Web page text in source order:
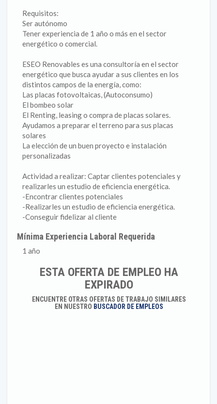
Requisitos:
Ser autónomo
Tener experiencia de 1 año o más en el sector
energético o comercial.
ESEO Renovables es una consultoría en el sector
energético que busca ayudar a sus clientes en los
distintos campos de la energía, como:
Las placas fotovoltaicas, (Autoconsumo)
El bombeo solar
El Renting, leasing o compra de placas solares.
Ayudamos a preparar el terreno para sus placas
solares
La elección de un buen proyecto e instalación
personalizadas
Actividad a realizar: Captar clientes potenciales y
realizarles un estudio de eficiencia energética.
-Encontrar clientes potenciales
-Realizarles un estudio de eficiencia energética.
-Conseguir fidelizar al cliente
Mínima Experiencia Laboral Requerida
1 año
ESTA OFERTA DE EMPLEO HA
EXPIRADO
ENCUENTRE OTRAS OFERTAS DE TRABAJO SIMILARES
EN NUESTRO BUSCADOR DE EMPLEOS